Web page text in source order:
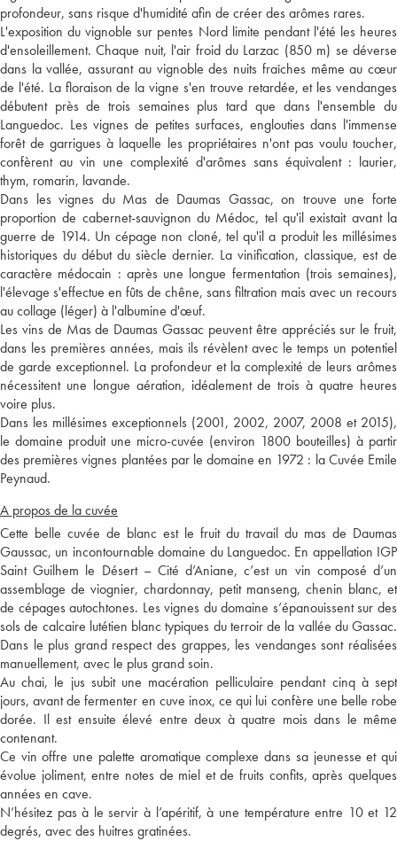
profondeur, sans risque d'humidité afin de créer des arômes rares.
L'exposition du vignoble sur pentes Nord limite pendant l'été les heures
d'ensoleillement. Chaque nuit, l'air froid du Larzac (850 m) se déverse
dans la vallée, assurant au vignoble des nuits fraîches même au cœur
de l'été. La floraison de la vigne s'en trouve retardée, et les vendanges
débutent près de trois semaines plus tard que dans l'ensemble du
Languedoc. Les vignes de petites surfaces, englouties dans l'immense
forêt de garrigues à laquelle les propriétaires n'ont pas voulu toucher,
confèrent au vin une complexité d'arômes sans équivalent : laurier,
thym, romarin, lavande.
Dans les vignes du Mas de Daumas Gassac, on trouve une forte
proportion de cabernet-sauvignon du Médoc, tel qu'il existait avant la
guerre de 1914. Un cépage non cloné, tel qu'il a produit les millésimes
historiques du début du siècle dernier. La vinification, classique, est de
caractère médocain : après une longue fermentation (trois semaines),
l'élevage s'effectue en fûts de chêne, sans filtration mais avec un recours
au collage (léger) à l'albumine d'œuf.
Les vins de Mas de Daumas Gassac peuvent être appréciés sur le fruit,
dans les premières années, mais ils révèlent avec le temps un potentiel
de garde exceptionnel. La profondeur et la complexité de leurs arômes
nécessitent une longue aération, idéalement de trois à quatre heures
voire plus.
Dans les millésimes exceptionnels (2001, 2002, 2007, 2008 et 2015),
le domaine produit une micro-cuvée (environ 1800 bouteilles) à partir
des premières vignes plantées par le domaine en 1972 : la Cuvée Emile
Peynaud.
A propos de la cuvée
Cette belle cuvée de blanc est le fruit du travail du mas de Daumas
Gaussac, un incontournable domaine du Languedoc. En appellation IGP
Saint Guilhem le Désert – Cité d’Aniane, c’est un vin composé d’un
assemblage de viognier, chardonnay, petit manseng, chenin blanc, et
de cépages autochtones. Les vignes du domaine s’épanouissent sur des
sols de calcaire lutétien blanc typiques du terroir de la vallée du Gassac.
Dans le plus grand respect des grappes, les vendanges sont réalisées
manuellement, avec le plus grand soin.
Au chai, le jus subit une macération pelliculaire pendant cinq à sept
jours, avant de fermenter en cuve inox, ce qui lui confère une belle robe
dorée. Il est ensuite élevé entre deux à quatre mois dans le même
contenant.
Ce vin offre une palette aromatique complexe dans sa jeunesse et qui
évolue joliment, entre notes de miel et de fruits confits, après quelques
années en cave.
N’hésitez pas à le servir à l’apéritif, à une température entre 10 et 12
degrés, avec des huitres gratinées.